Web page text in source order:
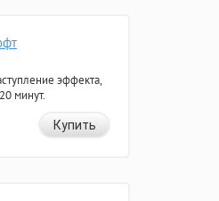
эффекта,
минут.
Купить